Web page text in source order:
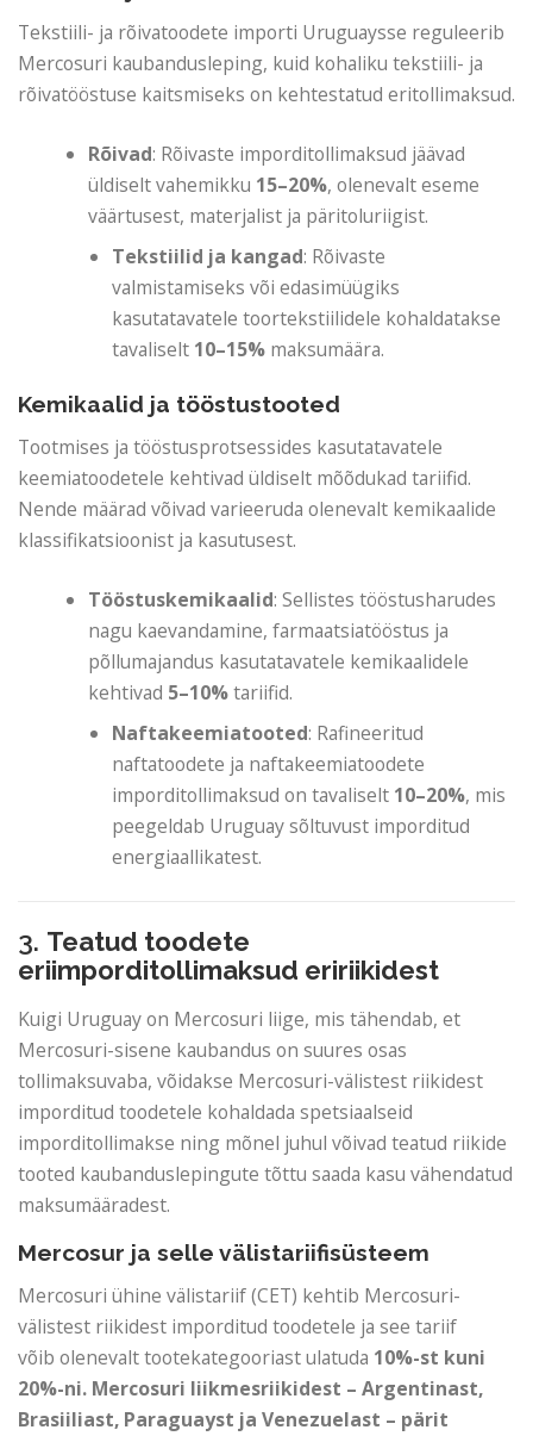
Tekstiili- ja rõivatoodete importi Uruguaysse reguleerib
Mercosuri kaubandusleping, kuid kohaliku tekstiili- ja
rõivatööstuse kaitsmiseks on kehtestatud eritollimaksud.
Rõivad: Rõivaste imporditollimaksud jäävad
üldiselt vahemikku 15–20%, olenevalt eseme
väärtusest, materjalist ja päritoluriigist.
Tekstiilid ja kangad: Rõivaste
valmistamiseks või edasimüügiks
kasutatavatele toortekstiilidele kohaldatakse
tavaliselt 10–15% maksumäära.
Kemikaalid ja tööstustooted
Tootmises ja tööstusprotsessides kasutatavatele
keemiatoodetele kehtivad üldiselt mõõdukad tariifid.
Nende määrad võivad varieeruda olenevalt kemikaalide
klassifikatsioonist ja kasutusest.
Tööstuskemikaalid: Sellistes tööstusharudes
nagu kaevandamine, farmaatsiatööstus ja
põllumajandus kasutatavatele kemikaalidele
kehtivad 5–10%tariifid.
Naftakeemiatooted: Rafineeritud
naftatoodete ja naftakeemiatoodete
imporditollimaksud on tavaliselt 10–20%, mis
peegeldab Uruguay sõltuvust imporditud
energiaallikatest.
3. Teatud toodete
eriimporditollimaksud eririikidest
Kuigi Uruguay on Mercosuri liige, mis tähendab, et
Mercosuri-sisene kaubandus on suures osas
tollimaksuvaba, võidakse Mercosuri-välistest riikidest
imporditud toodetele kohaldada spetsiaalseid
imporditollimakse ning mõnel juhul võivad teatud riikide
tooted kaubanduslepingute tõttu saada kasu vähendatud
maksumääradest.
Mercosur ja selle välistariifisüsteem
Mercosuri ühine välistariif (CET) kehtib Mercosuri-
välistest riikidest imporditud toodetele ja see tariif
võib olenevalt tootekategooriast ulatuda 10%-st kuni
20%-ni. Mercosuri liikmesriikidest – Argentinast,
Brasiiliast, Paraguayst ja Venezuelast – pärit